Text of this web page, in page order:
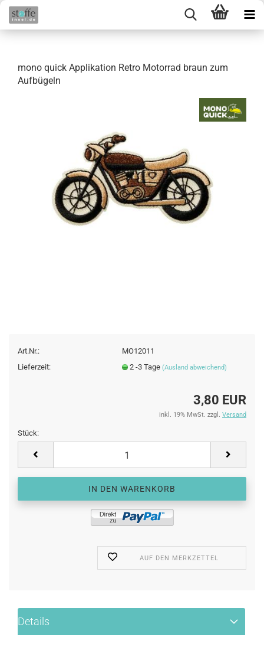
mono quick Applikation Retro Motorrad braun zum
Aufbügeln
Art.Nr.:
MO12011
Lieferzeit:
2 -3 Tage (Ausland abweichend)
3,80 EUR
inkl. 19% MwSt. zzgl. Versand
Stück:
AUF DEN MERKZETTEL
Details